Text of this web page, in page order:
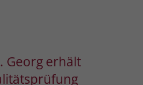
Georg erhält